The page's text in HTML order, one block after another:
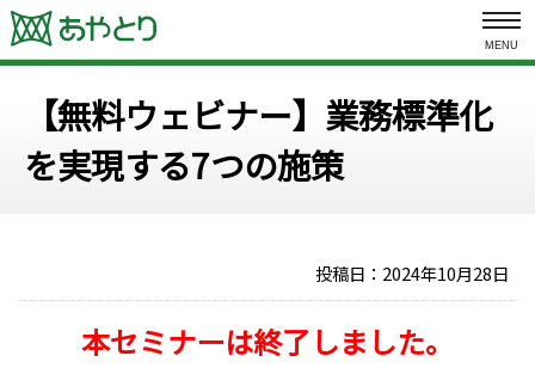
MENU
【無料ウェビナー】業務標準化
を実現する7つの施策
投稿日： 2024年10月28日
本セミナーは終了しました。